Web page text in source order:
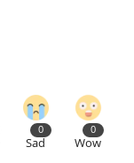
0
Sad
0
Wow